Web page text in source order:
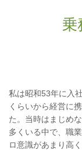
乗
私は昭和53年に入
くらいから経営に
た。当時はまじめ
多くいる中で、職
ロ意識があまり高